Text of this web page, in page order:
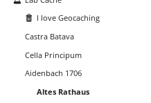
I love Geocaching
Castra Batava
Cella Principum
Aidenbach 1706
Altes Rathaus